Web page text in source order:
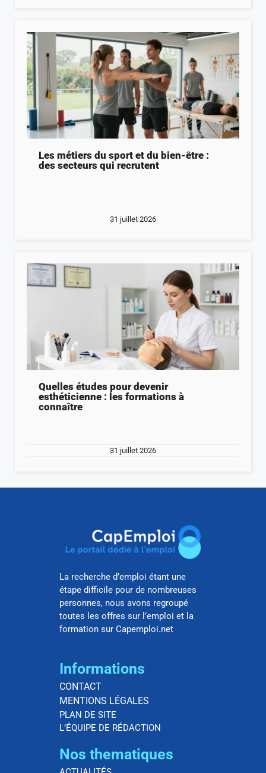
Les métiers du sport et du bien-être :
des secteurs qui recrutent
31 juillet 2026
Quelles études pour devenir
esthéticienne : les formations à
connaître
31 juillet 2026
La recherche d’emploi étant une
étape difficile pour de nombreuses
personnes, nous avons regroupé
toutes les offres sur l’emploi et la
formation sur Capemploi.net
Informations
CONTACT
MENTIONS LÉGALES
PLAN DE SITE
L’ÉQUIPE DE RÉDACTION
Nos thematiques